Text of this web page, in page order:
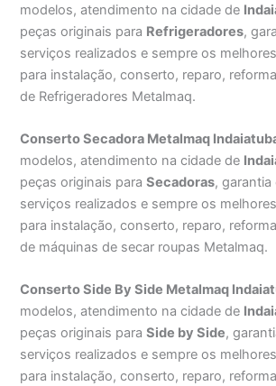
modelos, atendimento na cidade de
peças originais para Refrigeradores,
serviços realizados e sempre os
para instalação, conserto, reparo,
de Refrigeradores Metalmaq.
Conserto Secadora Metalmaq
modelos, atendimento na cidade de
peças originais paraSecadoras,
serviços realizados e sempre os
para instalação, conserto, reparo,
de máquinas de secar roupas Metalmaq.
Conserto Side By Side Metalmaq
modelos, atendimento na cidade de
peças originais paraSide by Side,
serviços realizados e sempre os
para instalação, conserto, reparo,